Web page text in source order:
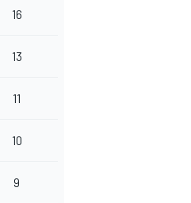
16
13
11
10
9